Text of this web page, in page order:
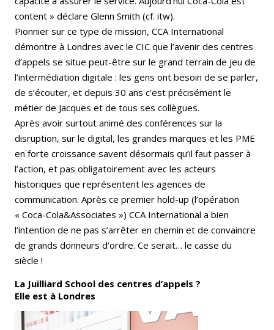
content » déclare Glenn Smith (cf. itw).
Pionnier sur ce type de mission, CCA International
démontre à Londres avec le CIC que l’avenir des centres
d’appels se situe peut-être sur le grand terrain de jeu de
l’intermédiation digitale : les gens ont besoin de se parler,
de s’écouter, et depuis 30 ans c’est précisément le
métier de Jacques et de tous ses collègues.
Après avoir surtout animé des conférences sur la
disruption, sur le digital, les grandes marques et les PME
en forte croissance savent désormais qu’il faut passer à
l’action, et pas obligatoirement avec les acteurs
historiques que représentent les agences de
communication. Après ce premier hold-up (l’opération
« Coca-Cola&Associates ») CCA International a bien
l’intention de ne pas s’arrêter en chemin et de convaincre
de grands donneurs d’ordre. Ce serait… le casse du
siècle !
La Juilliard School des centres d’appels ?
Elle est à Londres